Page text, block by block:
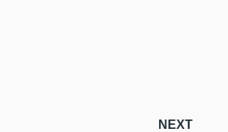
NEXT